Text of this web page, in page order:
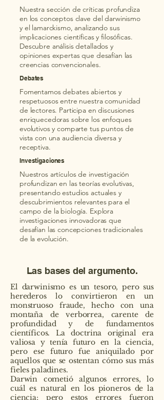
Nuestra sección de críticas profundiza
en los conceptos clave del darwinismo
y el lamarckismo, analizando sus
implicaciones científicas y filosóficas.
Descubre análisis detallados y
opiniones expertas que desafían las
creencias convencionales.
Debates
Fomentamos debates abiertos y
respetuosos entre nuestra comunidad
de lectores. Participa en discusiones
enriquecedoras sobre los enfoques
evolutivos y comparte tus puntos de
vista con una audiencia diversa y
receptiva.
Investigaciones
Nuestros artículos de investigación
profundizan en las teorías evolutivas,
presentando estudios actuales y
descubrimientos relevantes para el
campo de la biología. Explora
investigaciones innovadoras que
desafían las concepciones tradicionales
de la evolución.
Las bases del argumento.
El darwinismo es un tesoro, pero sus
herederos lo convirtieron en un
monstruoso fraude, hecho con una
montaña de verborrea, carente de
profundidad y de fundamentos
científicos. La doctrina original era
valiosa y tenía futuro en la ciencia,
pero ese futuro fue aniquilado por
aquellos que se ostentan cómo sus más
fieles paladines.
Darwin cometió algunos errores, lo
cuál es natural en los pioneros de la
ciencia; pero estos errores fueron